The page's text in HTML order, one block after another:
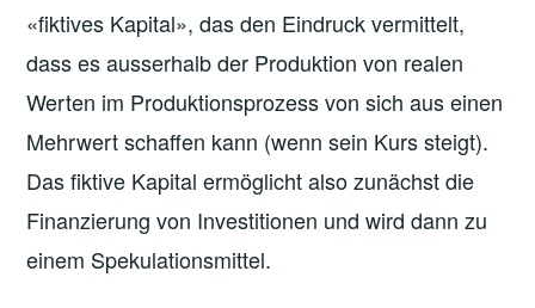
«fiktives Kapital», das den Eindruck vermittelt,
dass es ausserhalb der Produktion von realen
Werten im Produktionsprozess von sich aus einen
Mehrwert schaffen kann (wenn sein Kurs steigt).
Das fiktive Kapital ermöglicht also zunächst die
Finanzierung von Investitionen und wird dann zu
einem Spekulationsmittel.